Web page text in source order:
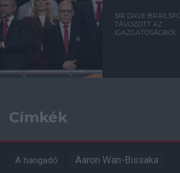
SIR DAVE
TÁVOZOTT AZ
IGAZGATÓSÁGBÓL
Címkék
A hangadó Aaron Wan-Bissaka